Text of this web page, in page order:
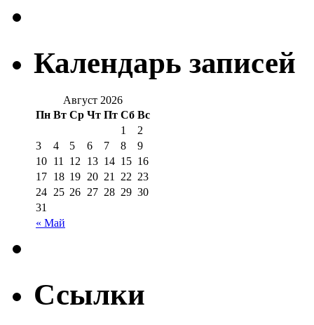
Календарь записей
Август 2026
Пн Вт Ср Чт Пт Сб Вс
« Май
1
2
3
4 5 6 7 8
9
10 11 12 13 14 15 16
17 18 19 20 21 22 23
24 25 26 27 28 29 30
31
Ссылки